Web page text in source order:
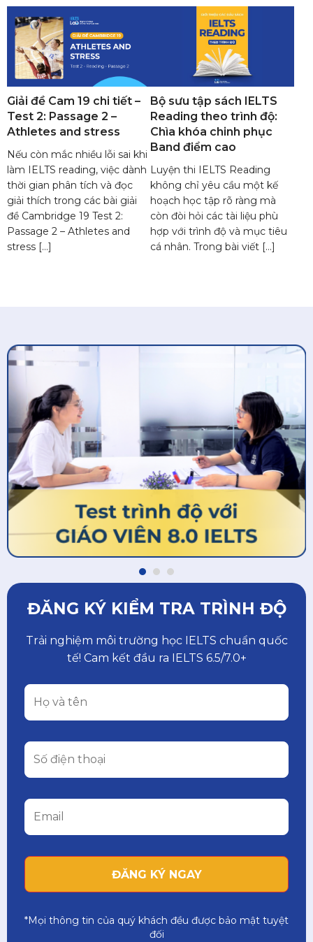
Giải đề Cam 19 chi tiết –
Test 2: Passage 2 –
Athletes and stress
Nếu còn mắc nhiều lỗi sai khi
làm IELTS reading, việc dành
thời gian phân tích và đọc
giải thích trong các bài giải
đề Cambridge 19 Test 2:
Passage 2 – Athletes and
stress […]
Bộ sưu tập sách IELTS
Reading theo trình độ:
Chìa khóa chinh phục
Band điểm cao
Luyện thi IELTS Reading
không chỉ yêu cầu một kế
hoạch học tập rõ ràng mà
còn đòi hỏi các tài liệu phù
hợp với trình độ và mục tiêu
cá nhân. Trong bài viết […]
ĐĂNG KÝ KIỂM TRA TRÌNH ĐỘ
Trải nghiệm môi trường học IELTS chuẩn quốc
tế! Cam kết đầu ra IELTS 6.5/7.0+
*Mọi thông tin của quý khách đều được bảo mật tuyệt
đối